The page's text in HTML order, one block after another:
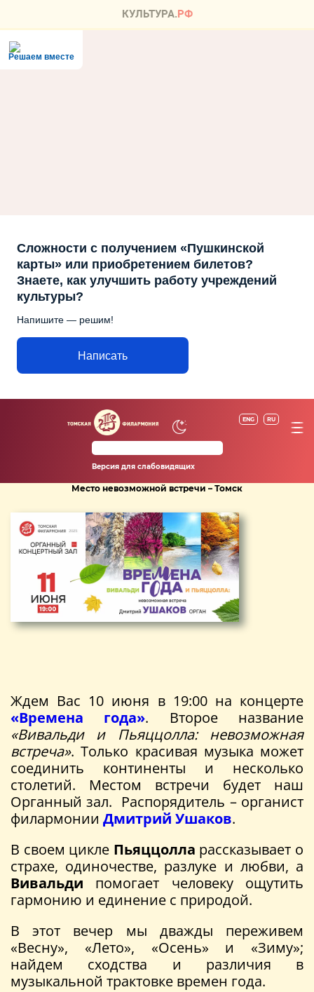
Решаем вместе
Сложности с получением «Пушкинской
карты» или приобретением билетов?
Знаете, как улучшить работу учреждений
культуры?
Напишите — решим!
Написать
ENG RU
Версия для слабовидящих
Место невозможной встречи – Томск
Ждем Вас 10 июня в 19:00 на концерте
«Времена года». Второе название
«Вивальди и Пьяццолла: невозможная
встреча». Только красивая музыка может
соединить континенты и несколько
столетий. Местом встречи будет наш
Органный зал. Распорядитель – органист
филармонии Дмитрий Ушаков.
В своем цикле Пьяццолла рассказывает о
страхе, одиночестве, разлуке и любви, а
Вивальди помогает человеку ощутить
гармонию и единение с природой.
В этот вечер мы дважды переживем
«Весну», «Лето», «Осень» и «Зиму»;
найдем сходства и различия в
музыкальной трактовке времен года.